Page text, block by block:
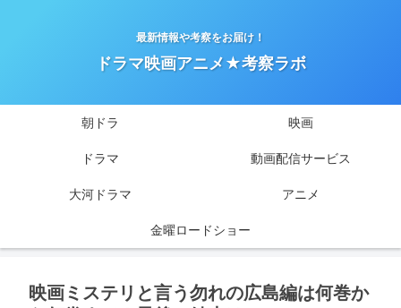
最新情報や考察をお届け！
ドラマ映画アニメ★考察ラボ
朝ドラ 映画
ドラマ 動画配信サービス
大河ドラマ アニメ
金曜ロードショー
映画ミステリと言う勿れの広島編は何巻か